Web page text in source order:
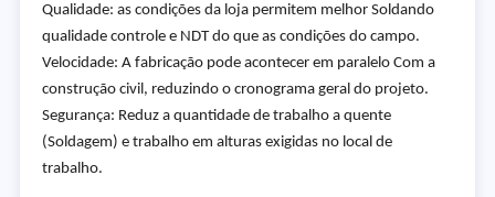
Qualidade: as condições da loja permitem melhor Soldando
qualidade controle e NDT do que as condições do campo.
Velocidade: A fabricação pode acontecer em paralelo Com a
construção civil, reduzindo o cronograma geral do projeto.
Segurança: Reduz a quantidade de trabalho a quente
(Soldagem) e trabalho em alturas exigidas no local de
trabalho.